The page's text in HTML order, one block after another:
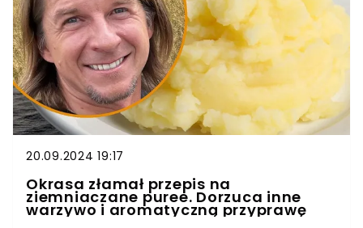
które znikają z talerza szybciej, niż zdążę
powiedzieć „dokładka”.
20.09.2024 19:17
Okrasa złamał przepis na
ziemniaczane puree. Dorzuca inne
warzywo i aromatyczną przyprawę